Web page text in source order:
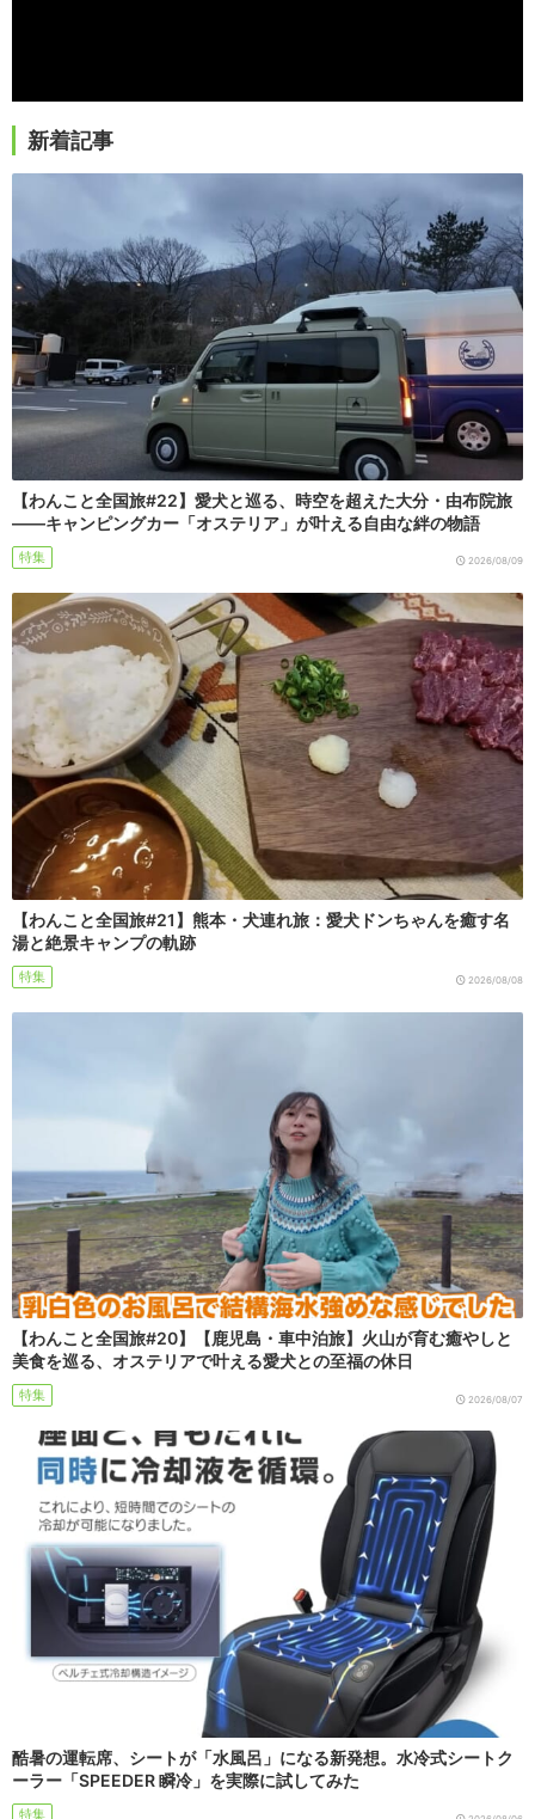
新着記事
【わんこと全国旅#22】愛犬と巡る、時空を超えた大分・由布院旅
――キャンピングカー「オステリア」が叶える自由な絆の物語
特集 2026/08/09
【わんこと全国旅#21】熊本・犬連れ旅：愛犬ドンちゃんを癒す名
湯と絶景キャンプの軌跡
特集 2026/08/08
【わんこと全国旅#20】【鹿児島・車中泊旅】火山が育む癒やしと
美食を巡る、オステリアで叶える愛犬との至福の休日
特集 2026/08/07
酷暑の運転席、シートが「水風呂」になる新発想。水冷式シートク
ーラー「SPEEDER 瞬冷」を実際に試してみた
特集